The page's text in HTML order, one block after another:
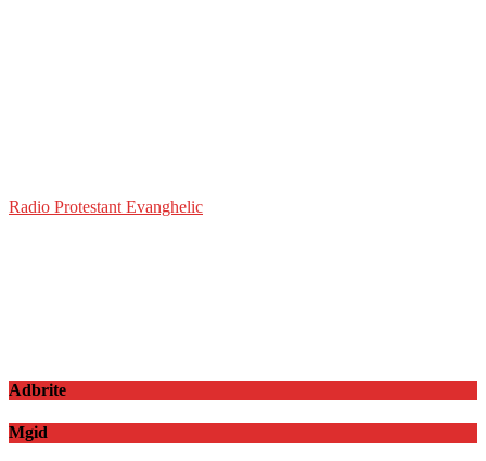
Radio Protestant Evanghelic
Adbrite
Mgid